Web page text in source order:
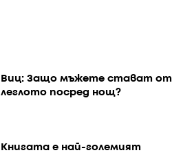
Виц: Защо мъжете стават от
леглото посред нощ?
Книгата е най-големият